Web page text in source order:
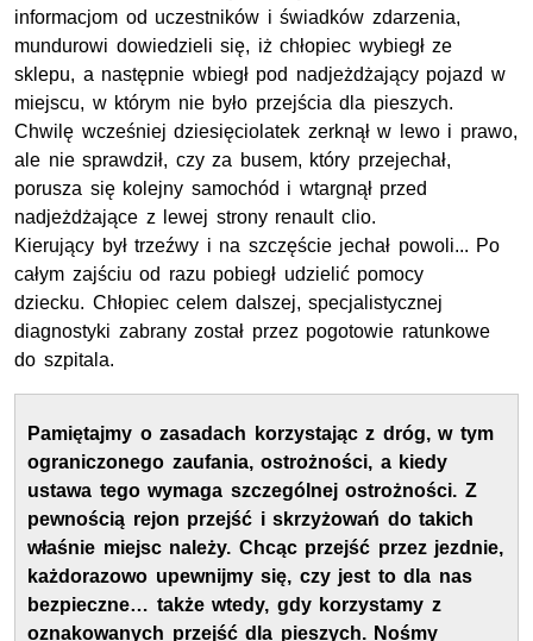
informacjom od uczestników i świadków zdarzenia,
mundurowi dowiedzieli się, iż chłopiec wybiegł ze
sklepu, a następnie wbiegł pod nadjeżdżający pojazd w
miejscu, w którym nie było przejścia dla pieszych.
Chwilę wcześniej dziesięciolatek zerknął w lewo i prawo,
ale nie sprawdził, czy za busem, który przejechał,
porusza się kolejny samochód i wtargnął przed
nadjeżdżające z lewej strony renault clio.
Kierujący był trzeźwy i na szczęście jechał powoli... Po
całym zajściu od razu pobiegł udzielić pomocy
dziecku. Chłopiec celem dalszej, specjalistycznej
diagnostyki zabrany został przez pogotowie ratunkowe
do szpitala.
Pamiętajmy o zasadach korzystając z dróg, w tym
ograniczonego zaufania, ostrożności, a kiedy
ustawa tego wymaga szczególnej ostrożności. Z
pewnością rejon przejść i skrzyżowań do takich
właśnie miejsc należy. Chcąc przejść przez jezdnie,
każdorazowo upewnijmy się, czy jest to dla nas
bezpieczne… także wtedy, gdy korzystamy z
oznakowanych przejść dla pieszych. Nośmy